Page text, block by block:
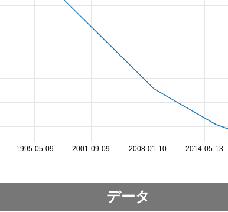
1995-05-09 2001-09-09 2008-01-10 2014-05-13
データ